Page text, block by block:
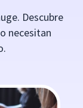
Descubre
necesitan